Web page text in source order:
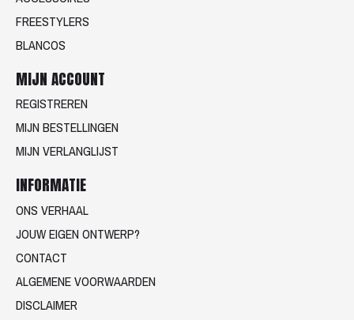
FREESTYLERS
BLANCOS
MIJN ACCOUNT
REGISTREREN
MIJN BESTELLINGEN
MIJN VERLANGLIJST
INFORMATIE
ONS VERHAAL
JOUW EIGEN ONTWERP?
CONTACT
ALGEMENE VOORWAARDEN
DISCLAIMER